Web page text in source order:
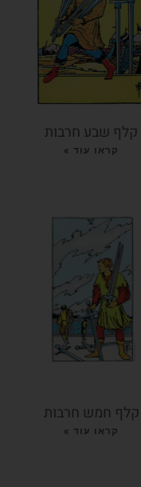
קלף שבע חרבות
קראו עוד »
קלף חמש חרבות
קראו עוד »